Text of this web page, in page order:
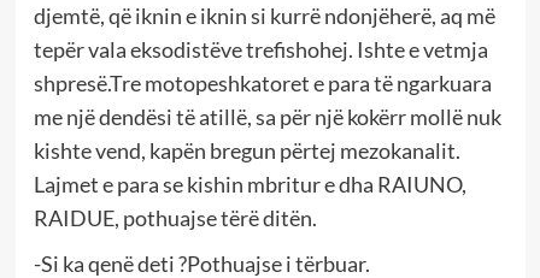
djemtë, që iknin e iknin si kurrë ndonjëherë, aq më
tepër vala eksodistëve trefishohej. Ishte e vetmja
shpresë.Tre motopeshkatoret e para të ngarkuara
me një dendësi të atillë, sa për një kokërr mollë nuk
kishte vend, kapën bregun përtej mezokanalit.
Lajmet e para se kishin mbritur e dha RAIUNO,
RAIDUE, pothuajse tërë ditën.
-Si ka qenë deti ?Pothuajse i tërbuar.